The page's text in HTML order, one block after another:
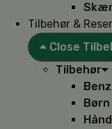
Tilbehør &
Close
Tilbehør